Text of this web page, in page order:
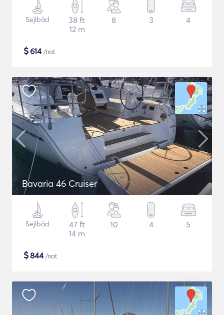
Sejlbåd
38 ft
12 m
8 3 4
$614/nat
Bavaria 46 Cruiser
Sejlbåd
47 ft
14 m
10 4 5
$844/nat